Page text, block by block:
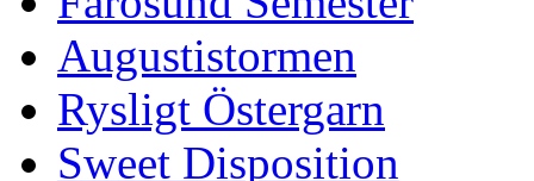
Augustistormen
Rysligt Östergarn
Sweet Disposition